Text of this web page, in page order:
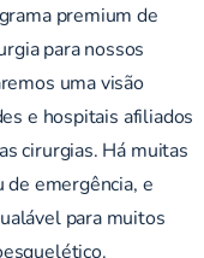
premium de
para nossos
uma visão
e hospitais afiliados
cirurgias. Há muitas
de emergência, e
para muitos